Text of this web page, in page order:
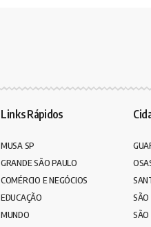
Links Rápidos
MUSA SP
GRANDE SÃO PAULO
COMÉRCIO E NEGÓCIOS
EDUCAÇÃO
MUNDO
SÃO
SÃO